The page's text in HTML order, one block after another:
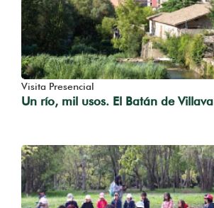
Visita Presencial
Un río, mil usos. El Batán de Villava